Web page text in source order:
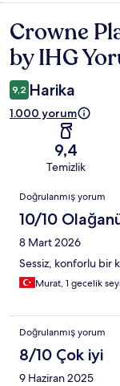
Yorumlar
Crowne
by IHG
9,2 Harika
1.000 yorum
9,4
Temizlik
Yorumlar
Doğrulanmış yorum
10/10
8 Mart 2026
Sessiz, konforlu bir
Murat, 1 gecelik
Doğrulanmış yorum
8/10 Çok iyi
9 Haziran 2025